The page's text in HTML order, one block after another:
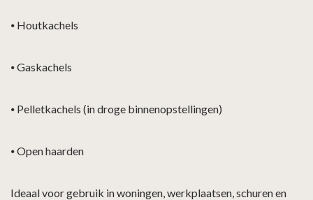
⦁ Houtkachels
⦁Gaskachels
⦁ Pelletkachels (in droge binnenopstellingen)
⦁Open haarden
Ideaal voor gebruik in woningen, werkplaatsen, schuren en